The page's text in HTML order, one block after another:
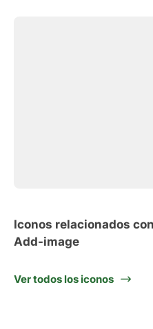
Iconos relacionados
Add-image
Ver todos los iconos